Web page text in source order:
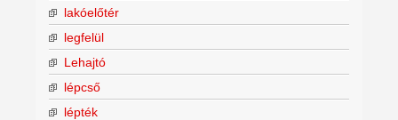
lakóelőtér
legfelül
Lehajtó
lépcső
lépték